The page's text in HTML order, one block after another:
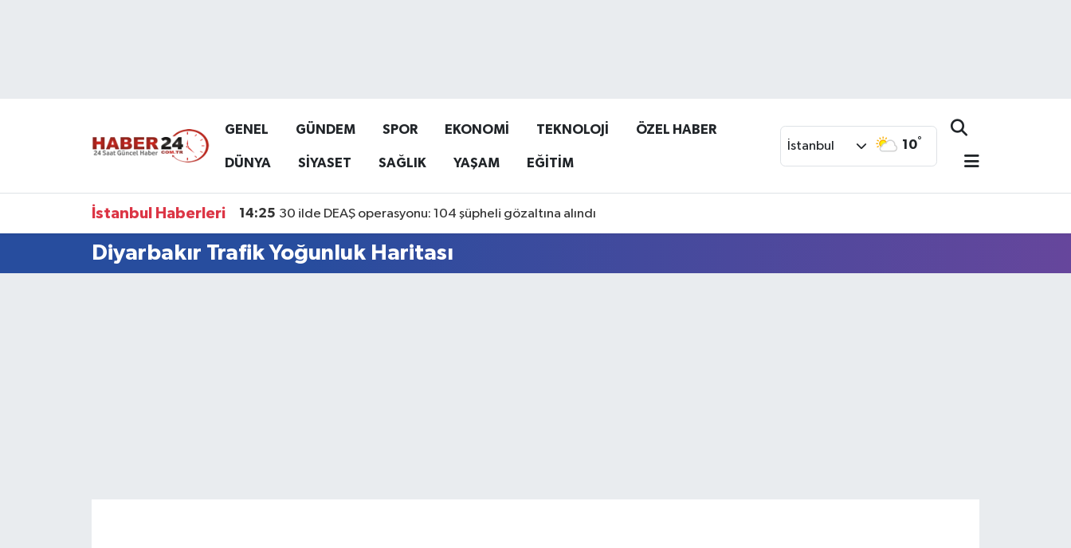
GENEL GÜNDEM SPOR EKONOMİ TEKNOLOJİ ÖZEL HABER
DÜNYA SİYASET SAĞLIK YAŞAM EĞİTİM
İstanbul 10°
İstanbul Haberleri 14:25 30 ilde DEAŞ operasyonu: 104 şüpheli gözaltına alındı
Diyarbakır Trafik Yoğunluk Haritası
Namaz Vakitleri
Süper Lig Puan Durumu ve Fikstür
Tüm Manşetler